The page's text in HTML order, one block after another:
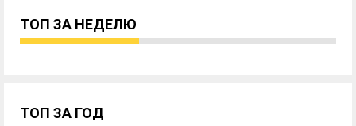
ТОП ЗА НЕДЕЛЮ
ТОП ЗА ГОД